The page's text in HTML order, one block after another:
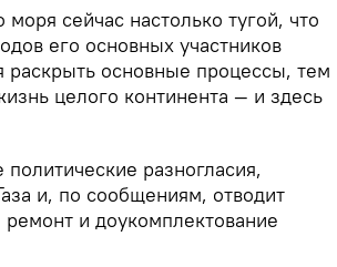
сейчас настолько тугой, что
его основных участников
основные процессы, тем
целого континента — и здесь
разногласия,
и, по сообщениям, отводит
и доукомплектование